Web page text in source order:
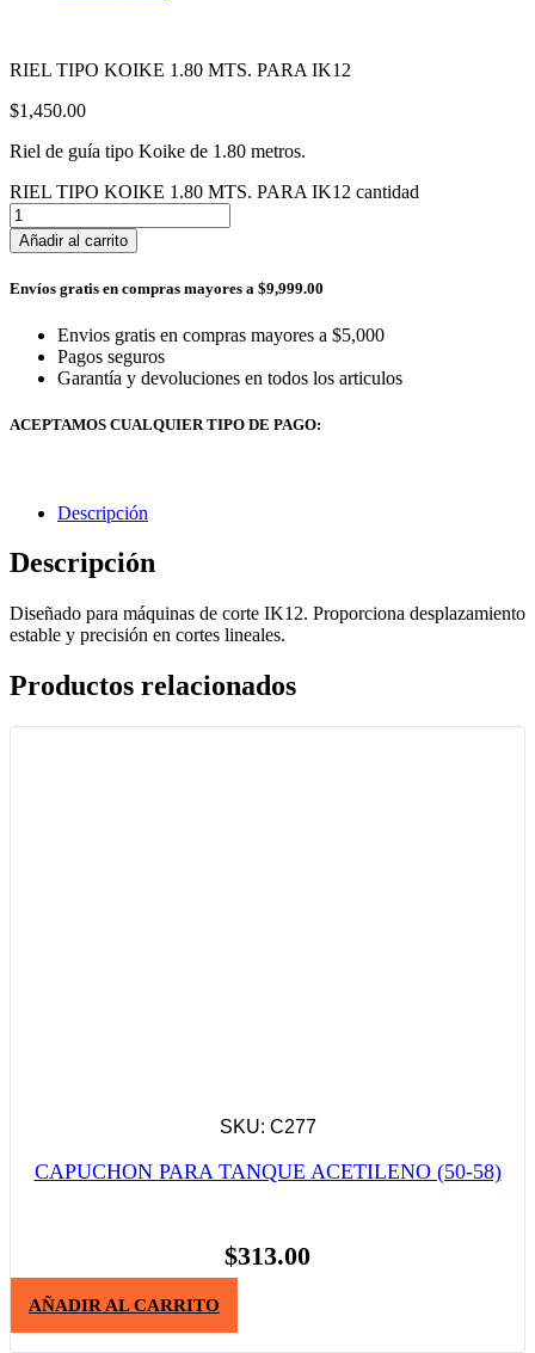
RIEL TIPO KOIKE 1.80 MTS. PARA IK12
$1,450.00
Riel de guía tipo Koike de 1.80 metros.
RIEL TIPO KOIKE 1.80 MTS. PARA IK12 cantidad
Añadir al carrito
Envíos gratis en compras mayores a $9,999.00
Envios gratis en compras mayores a $5,000
Pagos seguros
Garantía y devoluciones en todos los articulos
ACEPTAMOS CUALQUIER TIPO DE PAGO:
Descripción
Descripción
Diseñado para máquinas de corte IK12. Proporciona desplazamiento
estable y precisión en cortes lineales.
Productos relacionados
SKU: C277
CAPUCHON PARA TANQUE ACETILENO (50-58)
$313.00
AÑADIR AL CARRITO